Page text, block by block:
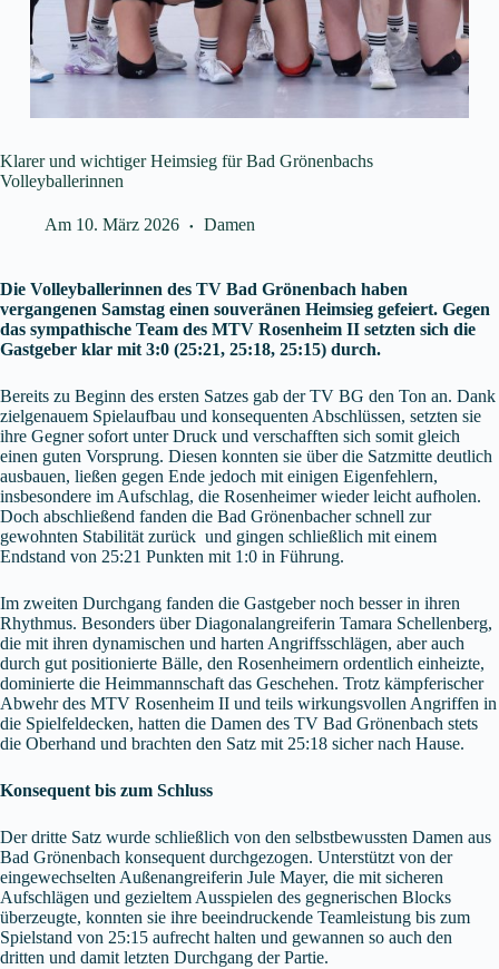
Klarer und wichtiger Heimsieg für Bad Grönenbachs
Volleyballerinnen
Am 10. März 2026 Damen
Die Volleyballerinnen des TV Bad Grönenbach haben
vergangenen Samstag einen souveränen Heimsieg gefeiert. Gegen
das sympathische Team des MTV Rosenheim II setzten sich die
Gastgeber klar mit 3:0 (25:21, 25:18, 25:15) durch.
Bereits zu Beginn des ersten Satzes gab der TV BG den Ton an. Dank
zielgenauem Spielaufbau und konsequenten Abschlüssen, setzten sie
ihre Gegner sofort unter Druck und verschafften sich somit gleich
einen guten Vorsprung. Diesen konnten sie über die Satzmitte deutlich
ausbauen, ließen gegen Ende jedoch mit einigen Eigenfehlern,
insbesondere im Aufschlag, die Rosenheimer wieder leicht aufholen.
Doch abschließend fanden die Bad Grönenbacher schnell zur
gewohnten Stabilität zurück und gingen schließlich mit einem
Endstand von 25:21 Punkten mit 1:0 in Führung.
Im zweiten Durchgang fanden die Gastgeber noch besser in ihren
Rhythmus. Besonders über Diagonalangreiferin Tamara Schellenberg,
die mit ihren dynamischen und harten Angriffsschlägen, aber auch
durch gut positionierte Bälle, den Rosenheimern ordentlich einheizte,
dominierte die Heimmannschaft das Geschehen. Trotz kämpferischer
Abwehr des MTV Rosenheim II und teils wirkungsvollen Angriffen in
die Spielfeldecken, hatten die Damen des TV Bad Grönenbach stets
die Oberhand und brachten den Satz mit 25:18 sicher nach Hause.
Konsequent bis zum Schluss
Der dritte Satz wurde schließlich von den selbstbewussten Damen aus
Bad Grönenbach konsequent durchgezogen. Unterstützt von der
eingewechselten Außenangreiferin Jule Mayer, die mit sicheren
Aufschlägen und gezieltem Ausspielen des gegnerischen Blocks
überzeugte, konnten sie ihre beeindruckende Teamleistung bis zum
Spielstand von 25:15 aufrecht halten und gewannen so auch den
dritten und damit letzten Durchgang der Partie.